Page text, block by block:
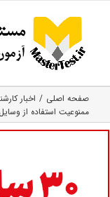
content
صفحه اصلی
اخبار
ممنوعیت استفاده از